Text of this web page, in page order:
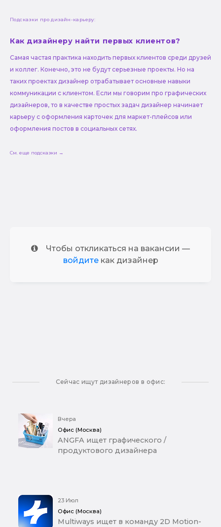
Подсказки про дизайн-карьеру:
Как дизайнеру найти первых клиентов?
Самая частая практика находить первых клиентов среди друзей
и коллег. Конечно, это не будут серьезные проекты. Но на
таких проектах дизайнер отрабатывает основные навыки
коммуникации с клиентом. Если мы говорим про графических
дизайнеров, то в качестве простых задач дизайнер начинает
карьеру с оформления карточек для маркет-плейсов или
оформления постов в социальных сетях.
См. еще подсказки →
Чтобы откликаться на вакансии —
войдитекак дизайнер
Сейчас ищут дизайнеров в офис:
Вчера
Офис (Москва)
ANGFA ищет графического /
продуктового дизайнера
23 Июл
Офис (Москва)
Multiways ищет в команду 2D Motion-